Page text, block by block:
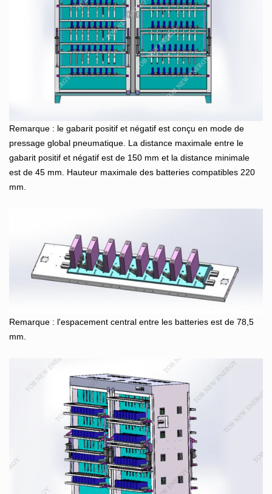
Remarque : le gabarit positif et négatif est conçu en mode de
pressage global pneumatique. La distance maximale entre le
gabarit positif et négatif est de 150 mm et la distance minimale
est de 45 mm. Hauteur maximale des batteries compatibles 220
mm.
Remarque : l'espacement central entre les batteries est de 78,5
mm.